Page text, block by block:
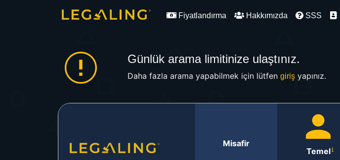
Fiyatlandırma Hakkımızda SSS
Günlük arama limitinize ulaştınız.
Daha fazla arama yapabilmek için lütfen girişyapınız.
Misafir
Temel